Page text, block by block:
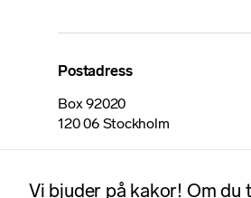
Postadress
Box 92020
120 06 Stockholm
Vi bjuder på kakor! Om du